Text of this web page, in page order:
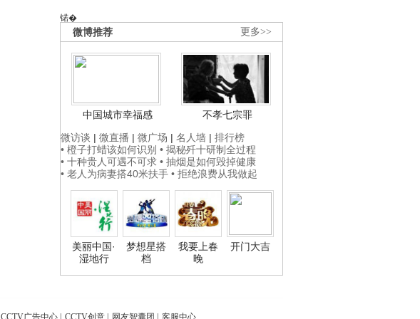
锘�
更多>>
微博推荐
中国城市幸福感
不孝七宗罪
微访谈 | 微直播 | 微广场 | 名人墙 | 排行榜
• 橙子打蜡该如何识别 • 揭秘歼十研制全过程
• 十种贵人可遇不可求 • 抽烟是如何毁掉健康
• 老人为病妻搭40米扶手 • 拒绝浪费从我做起
美丽中国·
湿地行
梦想星搭
档
我要上春
晚
开门大吉
CCTV广告中心 CCTV创意 网友智囊团 客服中心